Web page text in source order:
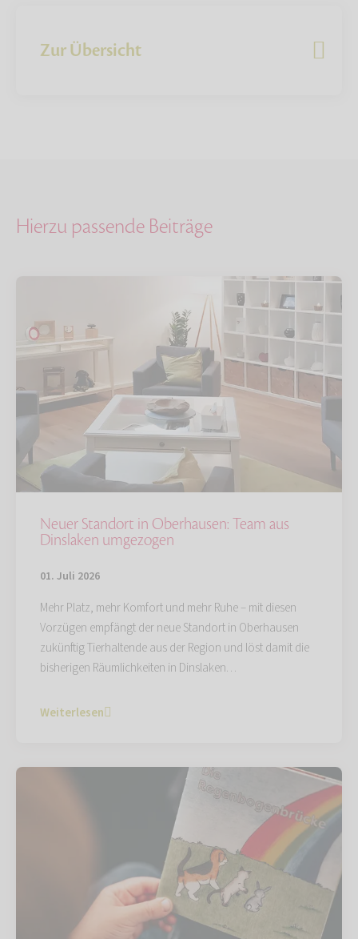
Zur Übersicht
Hierzu passende Beiträge
Neuer Standort in Oberhausen: Team aus
Dinslaken umgezogen
01. Juli 2026
Mehr Platz, mehr Komfort und mehr Ruhe – mit diesen
Vorzügen empfängt der neue Standort in Oberhausen
zukünftig Tierhaltende aus der Region und löst damit die
bisherigen Räumlichkeiten in Dinslaken…
Weiterlesen